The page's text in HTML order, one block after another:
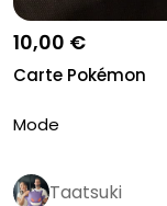
10,00 €
Carte Pokémon
Mode
Taatsuki